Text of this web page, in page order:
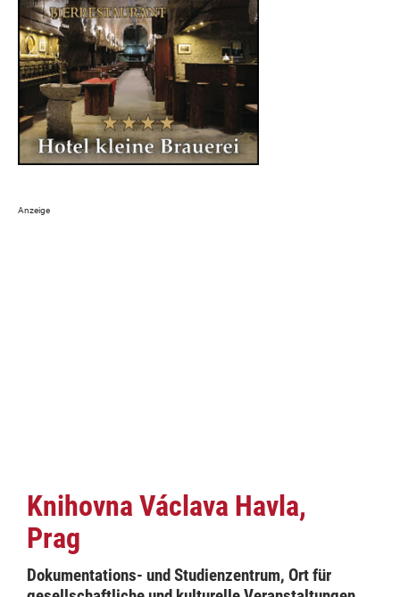
Knihovna Václava Havla,
Prag
Dokumentations- und Studienzentrum, Ort für